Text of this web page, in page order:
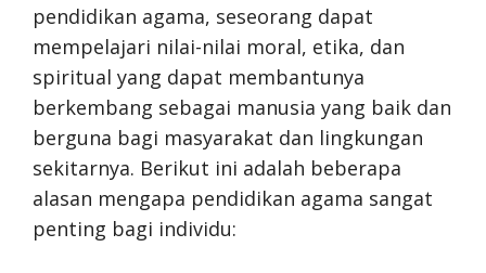
pendidikan agama, seseorang dapat
mempelajari nilai-nilai moral, etika, dan
spiritual yang dapat membantunya
berkembang sebagai manusia yang baik dan
berguna bagi masyarakat dan lingkungan
sekitarnya. Berikut ini adalah beberapa
alasan mengapa pendidikan agama sangat
penting bagi individu: